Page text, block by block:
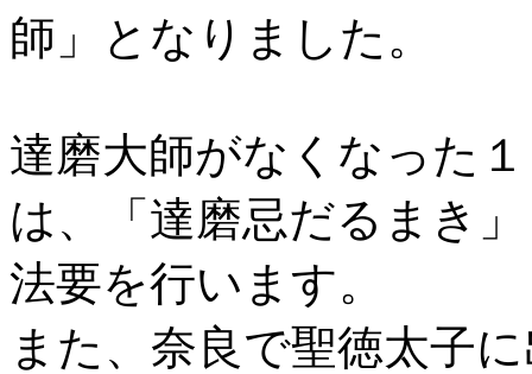
師」となりました。
達磨大師がなくなった
は、「達磨忌だるまき
法要を行います。
また、奈良で聖徳太子